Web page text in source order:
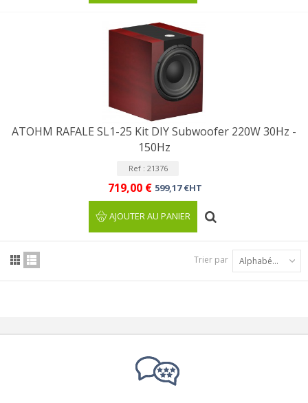
ATOHM RAFALE SL1-25 Kit DIY Subwoofer 220W 30Hz -
150Hz
Ref : 21376
719,00 € 599,17 €HT
AJOUTER AU PANIER
Trier par Alphabétique : A à Z